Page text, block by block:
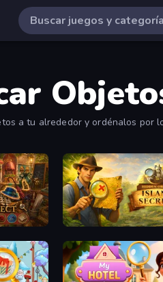
a tu alrededor y ordénalos por
Hidden Object: Street Of Secrets